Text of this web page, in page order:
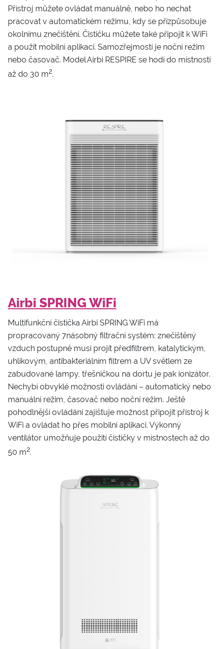
Přístroj můžete ovládat manuálně, nebo ho nechat
pracovat v automatickém režimu, kdy se přizpůsobuje
okolnímu znečištění. Čističku můžete také připojit k WiFi
a použít mobilní aplikaci. Samozřejmostí je noční režim
nebo časovač. Model Airbi RESPIRE se hodí do místností
až do 30 m2.
Airbi SPRING WiFi
Multifunkční čistička Airbi SPRING WiFi má
propracovaný 7násobný filtrační systém: znečištěný
vzduch postupně musí projít předfiltrem, katalytickým,
uhlíkovým, antibakteriálním filtrem a UV světlem ze
zabudované lampy, třešničkou na dortu je pak ionizátor.
Nechybí obvyklé možnosti ovládání – automatický nebo
manuální režim, časovač nebo noční režim. Ještě
pohodlnější ovládání zajišťuje možnost připojit přístroj k
WiFi a ovládat ho přes mobilní aplikaci. Výkonný
ventilátor umožňuje použití čističky v místnostech až do
50 m2.